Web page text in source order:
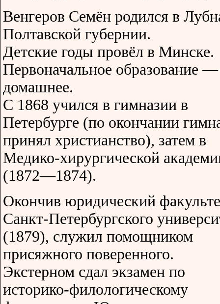
Венгеров Семён родился в
Полтавской губернии.
Детские годы провёл в Минске.
Первоначальное образование —
домашнее.
С 1868 учился в гимназии в
Петербурге (по окончании
принял христианство), затем в
Медико-хирургической
(1872—1874).
Окончив юридический
Санкт-Петербургского
(1879), служил помощником
присяжного поверенного.
Экстерном сдал экзамен по
историко-филологическому